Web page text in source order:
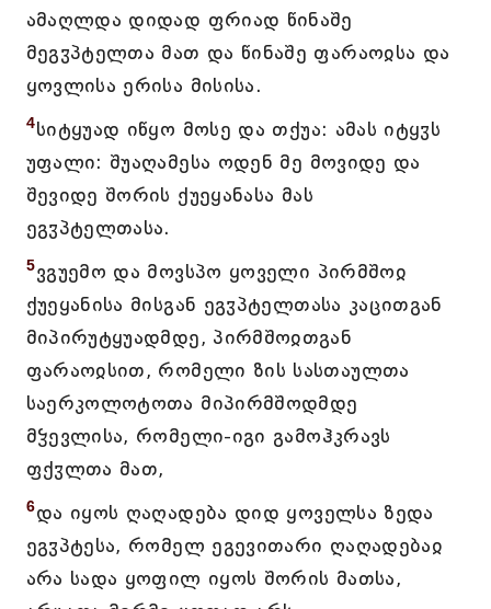
ამაღლდა დიდად ფრიად წინაშე
მეგჳპტელთა მათ და წინაშე ფარაოჲსა და
ყოვლისა ერისა მისისა.
4სიტყუად იწყო მოსე და თქუა: ამას იტყჳს
უფალი: შუაღამესა ოდენ მე მოვიდე და
შევიდე შორის ქუეყანასა მას
ეგჳპტელთასა.
5ვგუემო და მოვსპო ყოველი პირმშოჲ
ქუეყანისა მისგან ეგჳპტელთასა კაცითგან
მიპირუტყუადმდე, პირმშოჲთგან
ფარაოჲსით, რომელი ზის სასთაულთა
საერკოლოტოთა მიპირმშოდმდე
მჴევლისა, რომელი-იგი გამოჰკრავს
ფქჳლთა მათ,
6და იყოს ღაღადება დიდ ყოველსა ზედა
ეგჳპტესა, რომელ ეგევითარი ღაღადებაჲ
არა სადა ყოფილ იყოს შორის მათსა,